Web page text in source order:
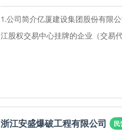
1.公司简介亿厦建设集团股份有限
江股权交易中心挂牌的企业（交易
浙江安盛爆破工程有限公司